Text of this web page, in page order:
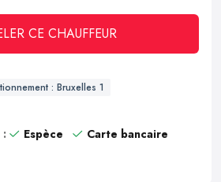
CE CHAUFFEUR
: Bruxelles 1
Espèce
Carte bancaire